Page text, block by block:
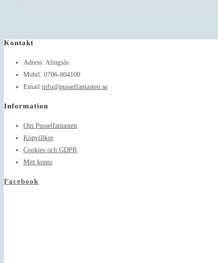
Kontakt
Adress: Alingsås
Mobil: 0706-804100
Email:info@pusselfantasten.seOpens
Information
Om Pusselfantasten
Köpvillkor
Cookies och GDPR
Mitt konto
Facebook